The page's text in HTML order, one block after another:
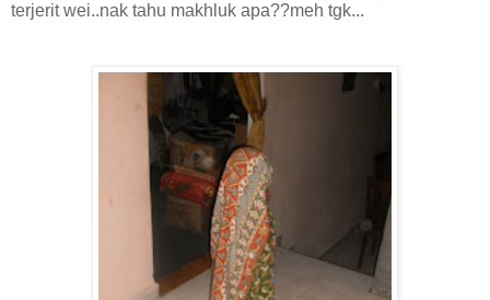
terjerit wei..nak tahu makhluk apa??meh tgk...